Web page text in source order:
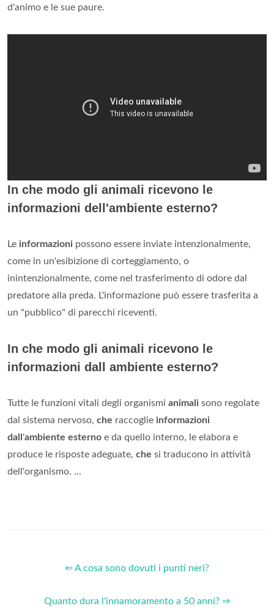
d'animo e le sue paure.
In che modo gli animali ricevono le
informazioni dell'ambiente esterno?
Le informazioni possono essere inviate intenzionalmente,
come in un'esibizione di corteggiamento, o
inintenzionalmente, come nel trasferimento di odore dal
predatore alla preda. L'informazione può essere trasferita a
un "pubblico" di parecchi riceventi.
In che modo gli animali ricevono le
informazioni dall ambiente esterno?
Tutte le funzioni vitali degli organismi animali sono regolate
dal sistema nervoso, che raccoglie informazioni
dall 'ambiente esterno e da quello interno, le elabora e
produce le risposte adeguate, che si traducono in attività
dell'organismo. ...
⇐ A cosa sono dovuti i punti neri?
Quanto dura l'innamoramento a 50 anni? ⇒